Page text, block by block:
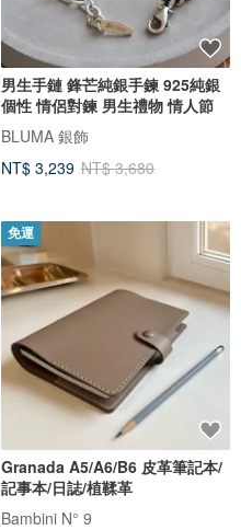
男生手鏈 鋒芒純銀手鍊 925純銀
個性 情侶對鍊 男生禮物 情人節
BLUMA 銀飾
NT$ 3,239 NT$ 3,680
免運
Granada A5/A6/B6 皮革筆記本/
記事本/日誌/植鞣革
Bambini N° 9